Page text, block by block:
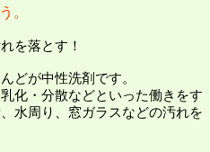
。
を落とす！
どが中性洗剤です。
化・分散などといった働きをす
水周り、窓ガラスなどの汚れを